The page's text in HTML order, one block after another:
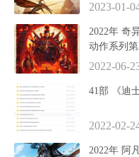
2023-01-
2022年 奇异博
动作系列
2022-06-
41部 《迪
2022-02-
2022年 阿